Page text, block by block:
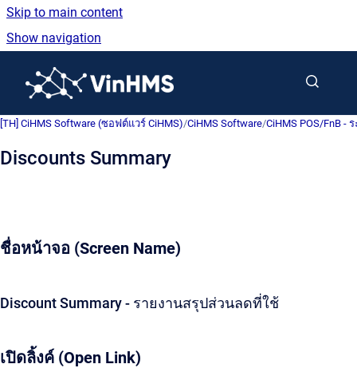
Skip to main content
Show navigation
[TH] CiHMS Software (ซอฟต์แวร์ CiHMS)/CiHMS Software/CiHMS POS/FnB
Discounts Summary
ชื่อหน้าจอ (Screen Name)
Discount Summary - รายงานสรุปส่วนลดที่ใช้
เปิดลิ้งค์ (Open Link)